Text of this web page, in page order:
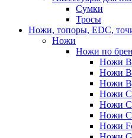
Сумки
Тросы
Ножи, топоры, EDC,
Ножи
Ножи по
Ножи
Ножи
Ножи
Ножи
Ножи
Ножи
Ножи